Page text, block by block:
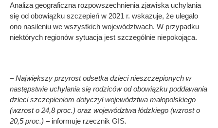
Analiza geograficzna rozpowszechnienia zjawiska uchylania
się od obowiązku szczepień w 2021 r. wskazuje, że ulegało
ono nasileniu we wszystkich województwach. W przypadku
niektórych regionów sytuacja jest szczególnie niepokojąca.
– Największy przyrost odsetka dzieci nieszczepionych w
następstwie uchylania się rodziców od obowiązku poddawania
dzieci szczepieniom dotyczył województwa małopolskiego
(wzrost o 24,8 proc.) oraz województwa łódzkiego (wzrost o
20,5 proc.) –informuje rzecznik GIS.